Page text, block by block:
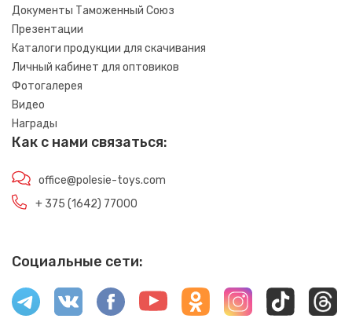
Документы Таможенный Союз
Презентации
Каталоги продукции для скачивания
Личный кабинет для оптовиков
Фотогалерея
Видео
Награды
Как с нами связаться:
office@polesie-toys.com
+ 375 (1642) 77000
Социальные сети: